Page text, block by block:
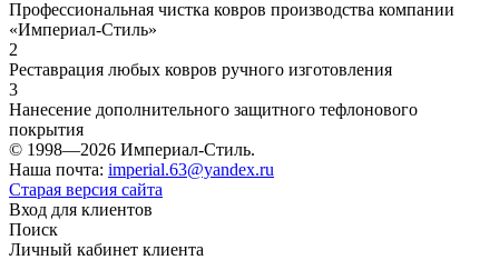
Профессиональная чистка ковров производства компании
«Империал-Стиль»
2
Реставрация любых ковров ручного изготовления
3
Нанесение дополнительного защитного тефлонового
покрытия
© 1998—2026 Империал-Стиль.
Наша почта: imperial.63@yandex.ru
Старая версия сайта
Вход для клиентов
Поиск
Личный кабинет клиента